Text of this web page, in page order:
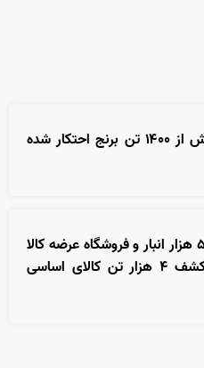
کشف بیش از ۱۴۰۰ تن برنج احتکار شده
بازرسی ۵۰ هزار انبار و فروشگاه عرضه کالا
در کشور/ کشف ۴ هزار تن کالای اساسی